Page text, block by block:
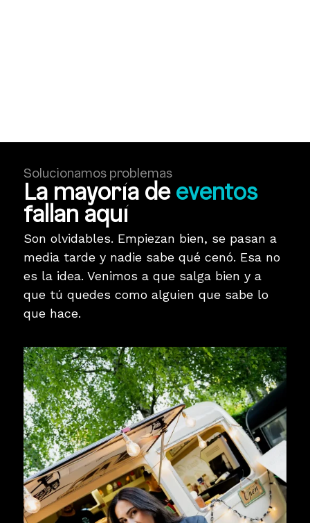
Solucionamos problemas
La mayoría deeventos
fallan aquí
Son olvidables. Empiezan bien, se pasan a
media tarde y nadie sabe qué cenó. Esa no
es la idea. Venimos a que salga bien y a
que tú quedes como alguien que sabe lo
que hace.